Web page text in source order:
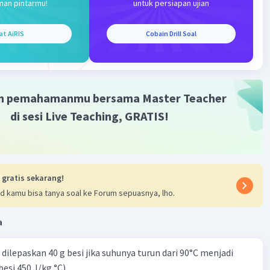
menghitung tegangan sekunder sebagai berikut:Vp/Vs
1.600
· 0.0(0) Balas
pintarmu!
AiRIS
untuk persiapan ujian
Cobain Drill Soal
pemahamanmu bersama Master Teacher
di sesi Live Teaching, GRATIS!
gratis sekarang!
kamu bisa tanya soal ke Forum sepuasnya, lho.
40 g besi jika suhunya turun dari 90°C menjadi
450 J/kg °C)